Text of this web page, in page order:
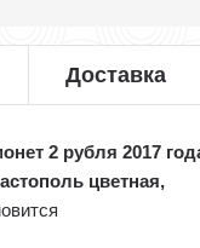
Доставка
2 рубля 2017
цветная,